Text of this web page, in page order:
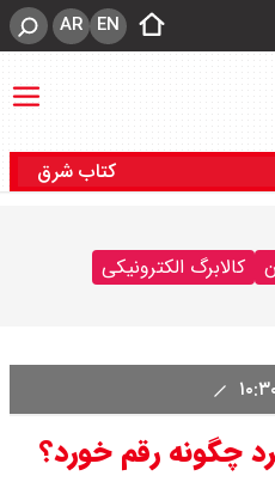
EN
AR
کتاب شرق
کالابرگ الکترونیکی
چگونه رقم خورد؟